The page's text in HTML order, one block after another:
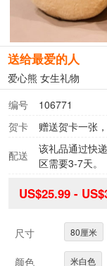
送给最爱的人
爱心熊 女生礼物
编号
106771
贺卡
赠送贺卡一张
配送
该礼品通过快
区需要3-7天。
US$25.99 -
尺寸 80厘米
颜色 米白色